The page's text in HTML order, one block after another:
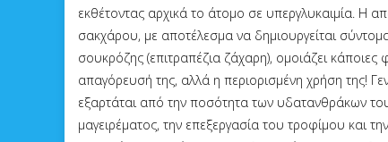
εκθέτοντας αρχικά το άτομο σε υπεργλυκαιμία. Η
σακχάρου, με αποτέλεσμα να δημιουργείται
σουκρόζης (επιτραπέζια ζάχαρη), ομοιάζει
απαγόρευσή της, αλλά η περιορισμένη χρήση της!
εξαρτάται από την ποσότητα των υδατανθράκων
μαγειρέματος, την επεξεργασία του τροφίμου και